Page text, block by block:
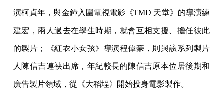
演柯貞年，與金鐘入圍電視電影《TMD 天堂》的導演練
建宏，兩人過去在學生時期，就會互相支援、擔任彼此
的製片；《紅衣小女孩》導演程偉豪，則與該系列製片
人陳信吉連袂出席，年紀較長的陳信吉原本位居後期和
廣告製片領域，從《大稻埕》開始投身電影製作。